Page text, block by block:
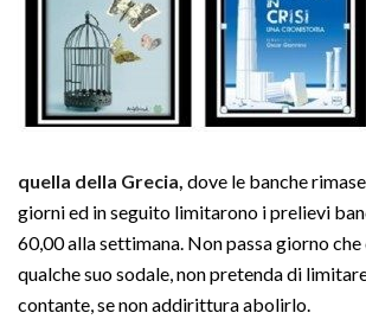
quella della Grecia, dove le banche
giorni ed in seguito limitarono i prelievi
60,00 alla settimana. Non passa giorno
qualche suo sodale, non pretenda di
contante, se non addirittura abolirlo.